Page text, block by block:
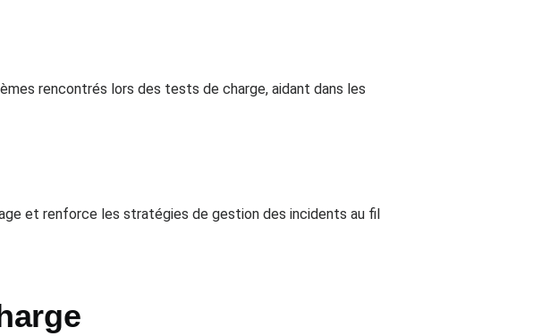
rencontrés lors des tests de charge, aidant dans les
et renforce les stratégies de gestion des incidents au fil